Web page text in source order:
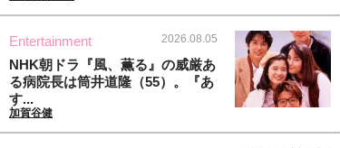
Entertainment 2026.08.05
NHK朝ドラ『風、薫る』の威厳あ
る病院長は筒井道隆（55）。『あ
す...
加賀谷健